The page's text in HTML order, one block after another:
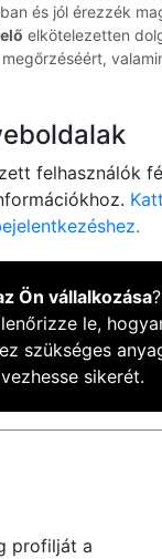
és jól érezzék
elkötelezetten
felhasználók
Ön vállalkozása?
le,
szükséges
sikerét.
profilját a